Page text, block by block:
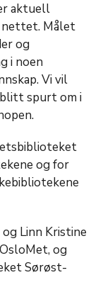
aktuell
nettet. Målet
og
i noen
Vi vil
blitt spurt om i
og for
Linn Kristine
og
Sørøst-